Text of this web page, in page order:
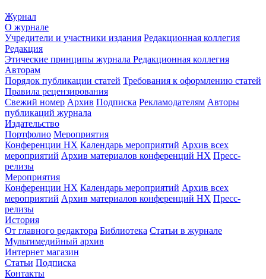
Журнал
О журнале
Учредители и участники издания Редакционная коллегия
Редакция
Этические принципы журнала Редакционная коллегия
Авторам
Порядок публикации статей Требования к оформлению статей
Правила рецензирования
Свежий номер Архив Подписка Рекламодателям Авторы
публикаций журнала
Издательство
Портфолио Мероприятия
Конференции НХ Календарь мероприятий Архив всех
мероприятий Архив материалов конференций НХ Пресс-
релизы
Мероприятия
Конференции НХ Календарь мероприятий Архив всех
мероприятий Архив материалов конференций НХ Пресс-
релизы
История
От главного редактора Библиотека Статьи в журнале
Мультимедийный архив
Интернет магазин
Статьи Подписка
Контакты